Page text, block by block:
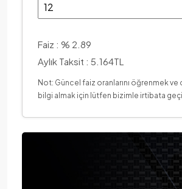
Faiz : % 2.89
Aylık Taksit : 5.164TL
Not: Güncel faiz oranlarını öğrenmek ve
bilgi almak için lütfen bizimle irtibata